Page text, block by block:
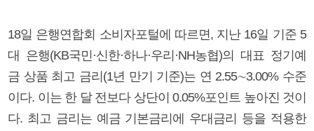
18일 은행연합회 소비자포털에 따르면, 지난 16일 기준 5
대 은행(KB국민·신한·하나·우리·NH농협)의 대표 정기예
금 상품 최고 금리(1년 만기 기준)는 연 2.55∼3.00% 수준
이다. 이는 한 달 전보다 상단이 0.05%포인트 높아진 것이
다. 최고 금리는 예금 기본금리에 우대금리 등을 적용한